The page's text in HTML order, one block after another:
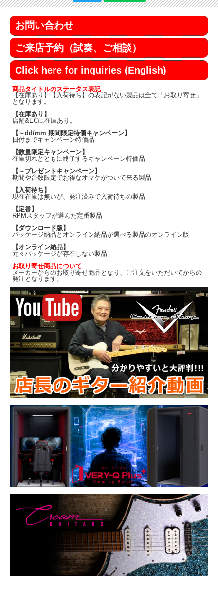
お問い合わせ
ご来店予約（試奏、ご相談）
Click here for inquiries (English)
商品タイトルのステータス表記
【在庫あり】【入荷待ち】の表記がない製品は全て「お取り寄せ」
となります。
【在庫あり】
店舗&ECに在庫あり。
【～dd/mm 期間限定特価キャンペーン】
日付までキャンペーン特価品
【数量限定キャンペーン】
在庫切れとともに終了するキャンペーン特価品
【～プレゼントキャンペーン】
期間や台数限定でお得なオマケがついて来る製品
【入荷待ち】
現在在庫は無いが、発注済みで入荷待ちの製品
【定番】
RPMスタッフが選んだ定番製品
【ダウンロード版】
パッケージ納品とオンライン納品が選べる製品のオンライン版
【オンライン納品】
元々パッケージが存在しない製品
お取り寄せ商品について
メーカーからのお取り寄せ商品となり、ご注文をいただいてからの
発注となります。